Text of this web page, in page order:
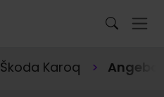
Škoda Karoq